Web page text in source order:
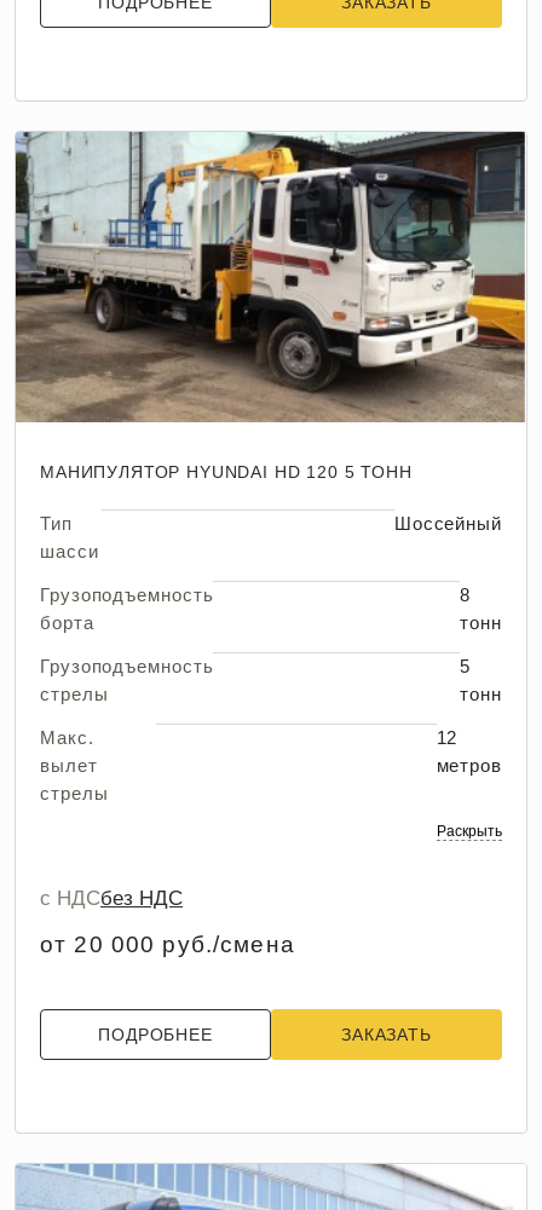
МАНИПУЛЯТОР HYUNDAI HD 120 5 ТОНН
Тип
шасси
Шоссейный
Грузоподъемность
борта
8
тонн
Грузоподъемность
стрелы
5
тонн
Макс.
вылет
стрелы
12
метров
Раскрыть
с НДСбез НДС
от 20 000 руб./смена
ПОДРОБНЕЕ ЗАКАЗАТЬ